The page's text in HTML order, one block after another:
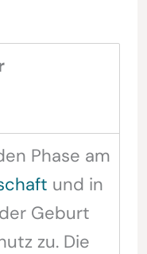
Phase am
und in
Geburt
zu. Die